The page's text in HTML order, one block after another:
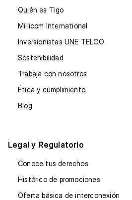
Quién es Tigo
Millicom International
Inversionistas UNE TELCO
Sostenibilidad
Trabaja con nosotros
Ética y cumplimiento
Blog
Legal y Regulatorio
Conoce tus derechos
Histórico de promociones
Oferta básica de interconexión